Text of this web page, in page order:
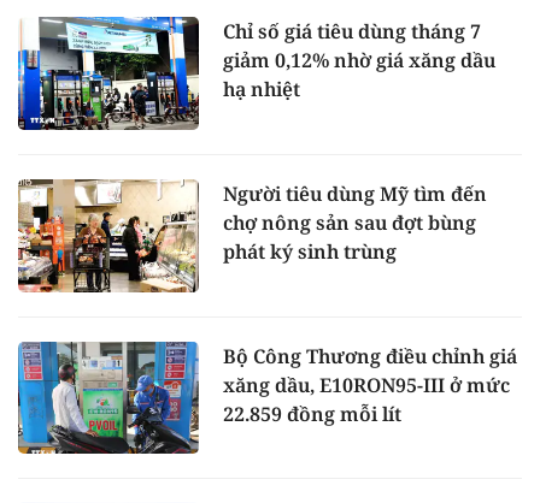
Chỉ số giá tiêu dùng tháng 7
giảm 0,12% nhờ giá xăng dầu
hạ nhiệt
Người tiêu dùng Mỹ tìm đến
chợ nông sản sau đợt bùng
phát ký sinh trùng
Bộ Công Thương điều chỉnh giá
xăng dầu, E10RON95-III ở mức
22.859 đồng mỗi lít